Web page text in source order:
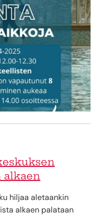
alkaen
hiljaa aletaankin
alkaen palataan